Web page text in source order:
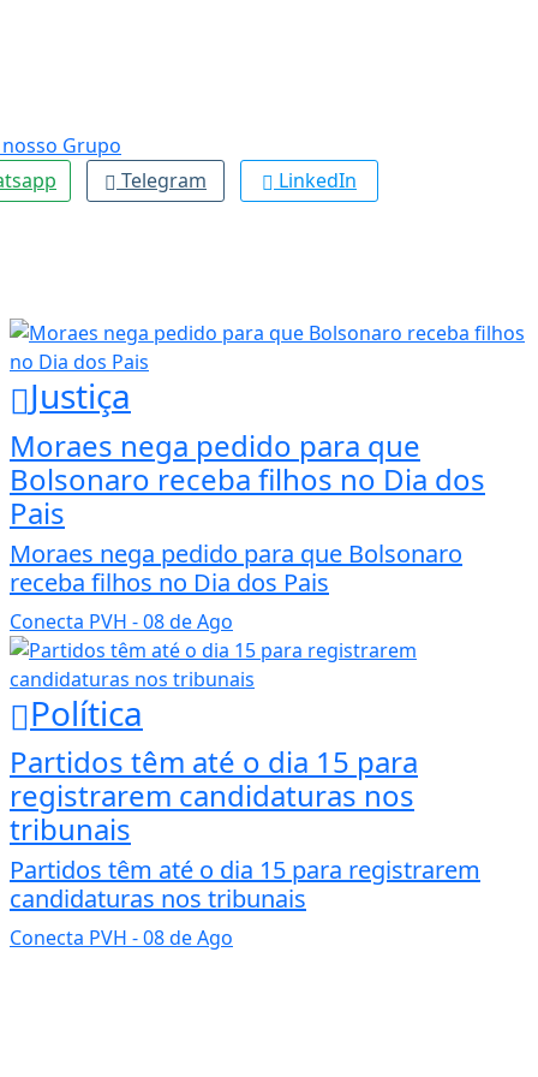
Telegram LinkedIn
Justiça
Moraes nega pedido para que
Bolsonaro receba filhos no Dia dos
Pais
Moraes nega pedido para que Bolsonaro
receba filhos no Dia dos Pais
Conecta PVH - 08 de Ago
Política
Partidos têm até o dia 15 para
registrarem candidaturas nos
tribunais
Partidos têm até o dia 15 para registrarem
candidaturas nos tribunais
Conecta PVH - 08 de Ago